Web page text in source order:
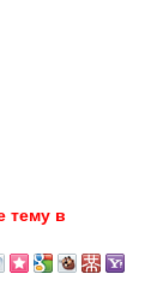
тему в